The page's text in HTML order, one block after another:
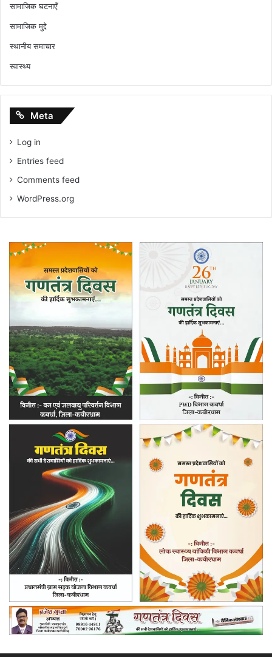
सामाजिक घटनाएँ
सामाजिक मुद्दे
स्थानीय समाचार
स्वास्थ्य
Meta
Log in
Entries feed
Comments feed
WordPress.org